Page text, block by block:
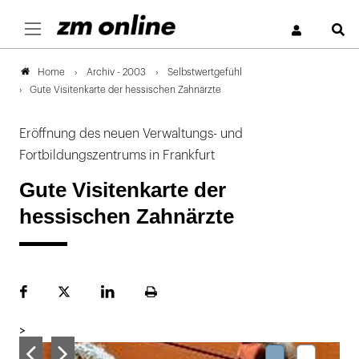
Home Archiv - 2003
Selbstwertgefühl
Gute Visitenkarte der hessischen Zahnärzte
Eröffnung des neuen Verwaltungs- und
Fortbildungszentrums in Frankfurt
Gute Visitenkarte der
hessischen Zahnärzte
FacebookPlattformLinekdInSeite
>